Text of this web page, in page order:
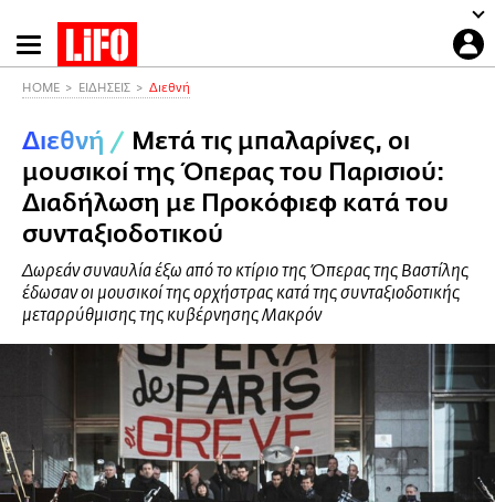
Παράκαμψη
προς
περιεχόμενο
HOME ΕΙΔΗΣΕΙΣ Διεθνή
Διεθνή / Μετά τις μπαλαρίνες, οι
μουσικοί της Όπερας του Παρισιού:
Διαδήλωση με Προκόφιεφ κατά του
συνταξιοδοτικού
Δωρεάν συναυλία έξω από το κτίριο της Όπερας της Βαστίλης
έδωσαν οι μουσικοί της ορχήστρας κατά της συνταξιοδοτικής
μεταρρύθμισης της κυβέρνησης Μακρόν